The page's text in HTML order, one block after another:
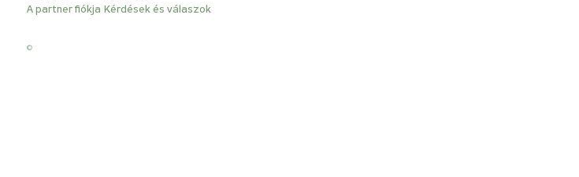
A partner fiókja Kérdések és válaszok
©